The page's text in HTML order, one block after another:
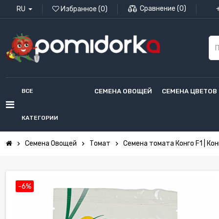
RU Избранное (0) Сравнение (0)
ВСЕ
КАТЕГОРИИ
СЕМЕНА ОВОЩЕЙ СЕМЕНА ЦВЕТОВ
chevron_right Семена Овощей chevron_right Томат chevron_right Семена томата Конго F1 |
-6%